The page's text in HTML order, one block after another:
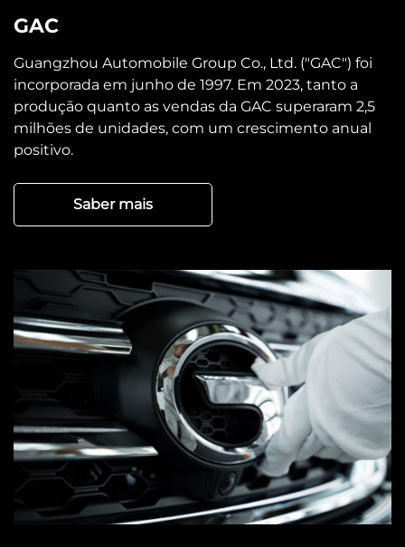
GAC
Guangzhou Automobile Group Co., Ltd. ("GAC") foi
incorporada em junho de 1997. Em 2023, tanto a
produção quanto as vendas da GAC superaram 2,5
milhões de unidades, com um crescimento anual
positivo.
Saber mais